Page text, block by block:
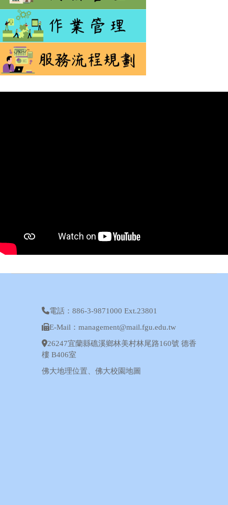
電話：886-3-9871000 Ext.23801
E-Mail：management@mail.fgu.edu.tw
26247宜蘭縣礁溪鄉林美村林尾路160號 德香
樓 B406室
佛大地理位置 、佛大校園地圖